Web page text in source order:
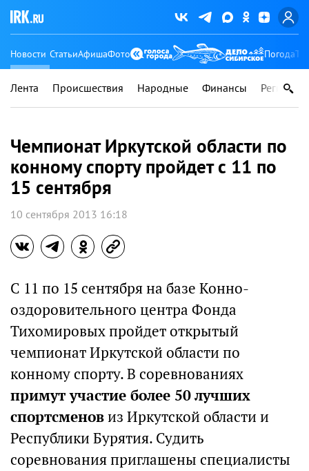
Новости СтатьиАфишаФото Погода
Лента Происшествия Народные Финансы Регионы
Чемпионат Иркутской области по
конному спорту пройдет с 11 по
15 сентября
10 сентября 2013 16:18
С 11 по 15 сентября на базе Конно-
оздоровительного центра Фонда
Тихомировых пройдет открытый
чемпионат Иркутской области по
конному спорту. В соревнованиях
примут участие более 50 лучших
спортсменовиз Иркутской области и
Республики Бурятия. Судить
соревнования приглашены специалисты